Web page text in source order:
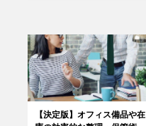
【決定版】オフィス備品や在